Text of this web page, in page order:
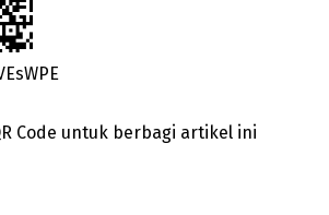
Code untuk berbagi artikel ini